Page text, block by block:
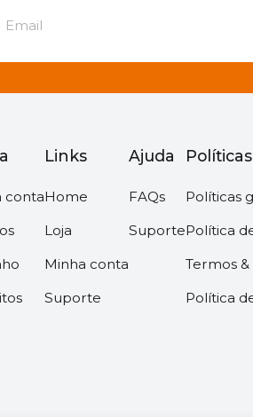
conta
Links
Home
Loja
Minha conta
Suporte
Ajuda
FAQs
Suporte
Políticas
Políticas
Política
Termos
Política